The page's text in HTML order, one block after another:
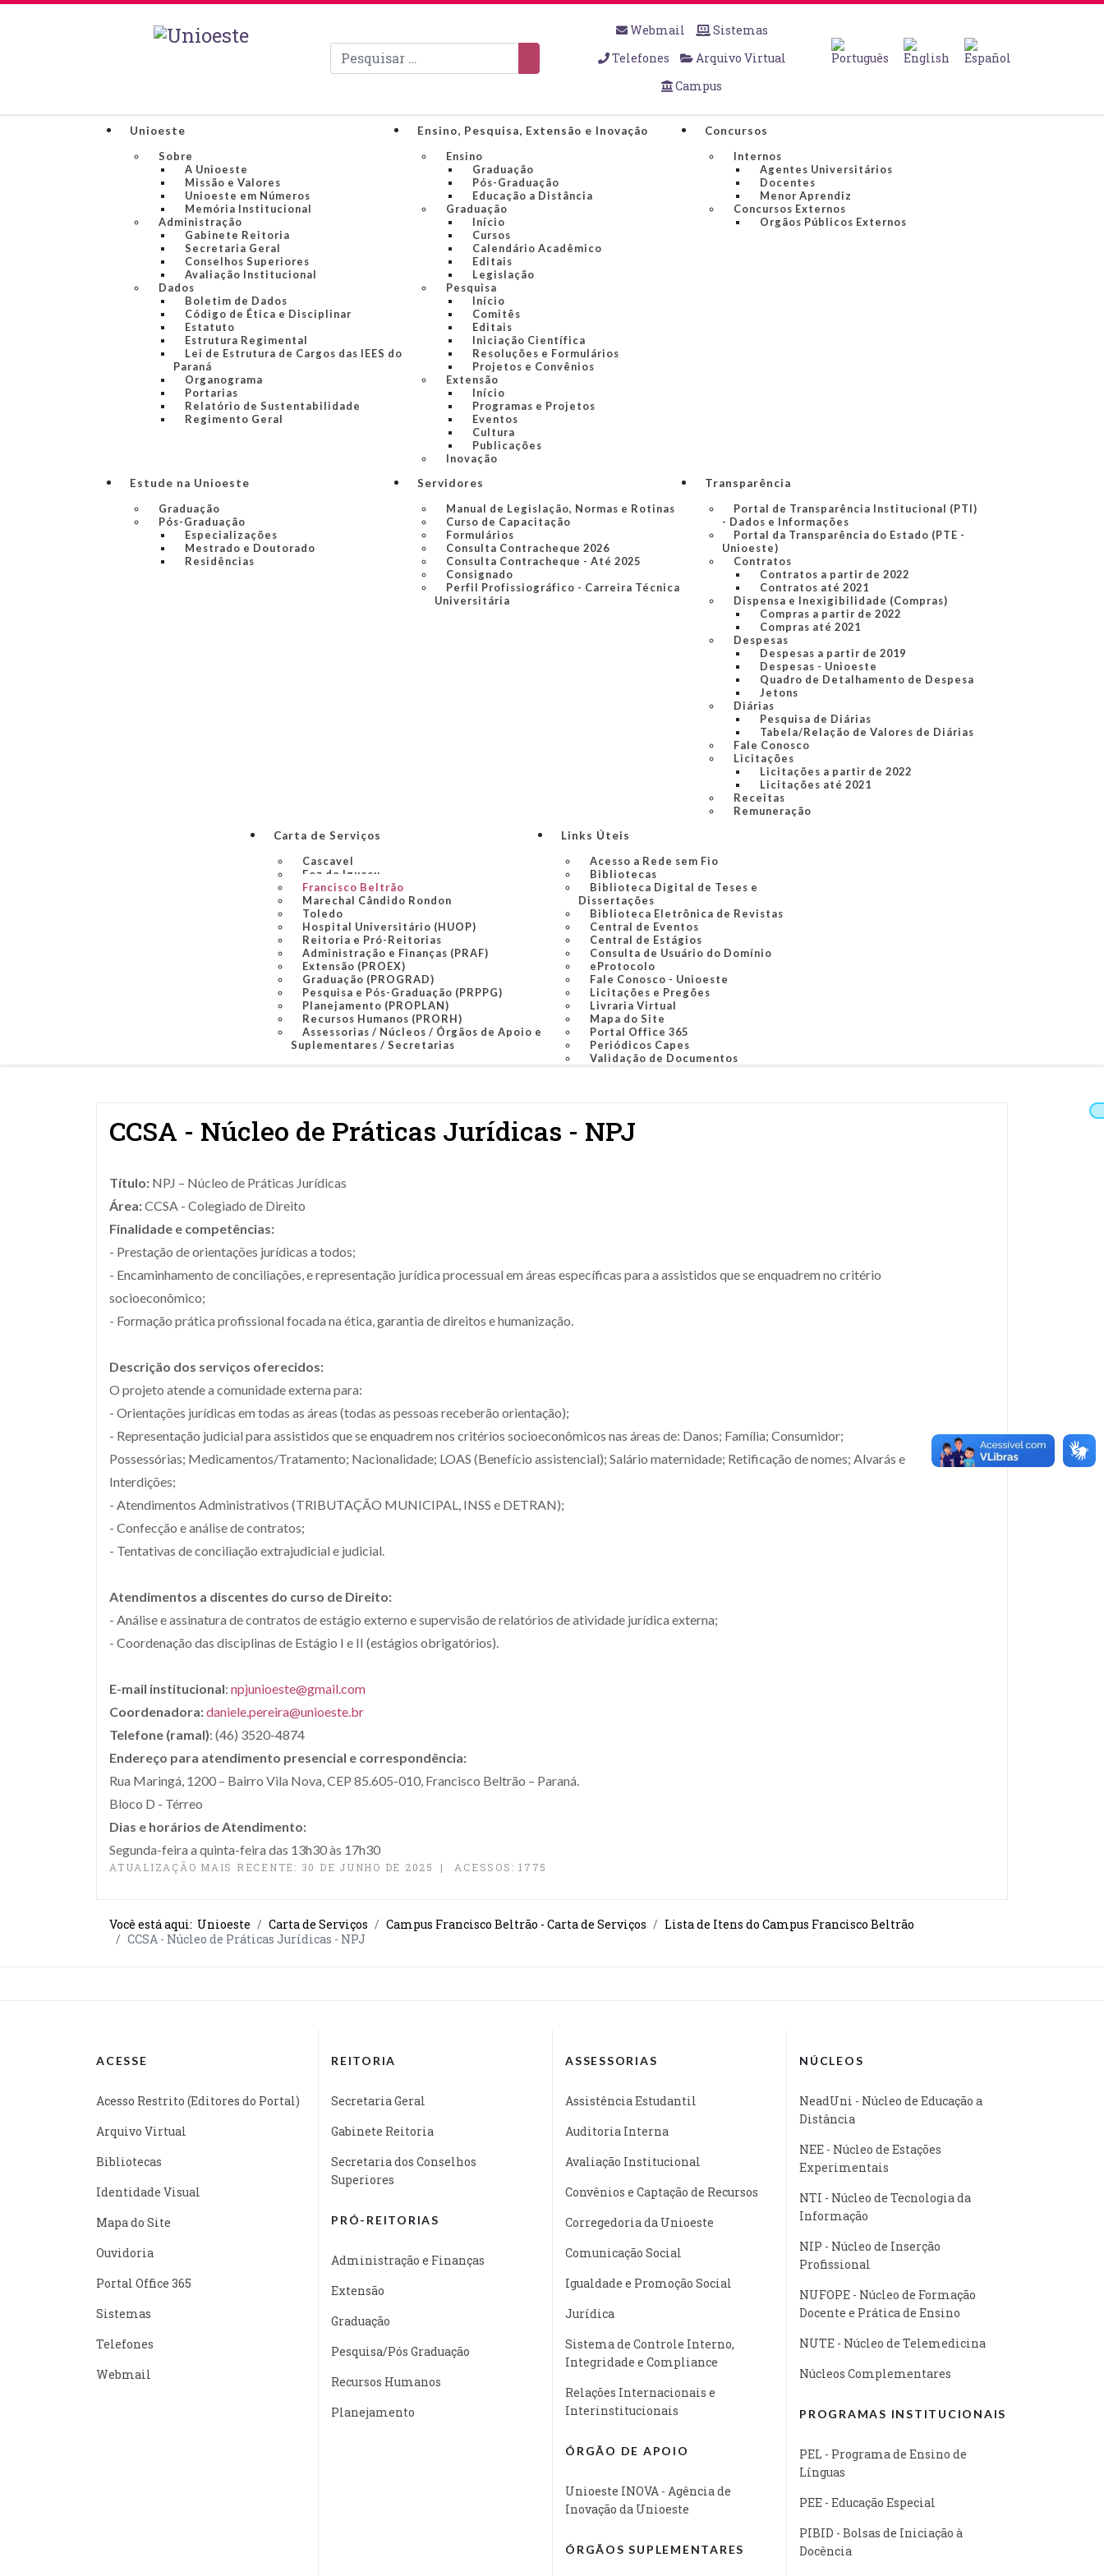
Pesquisar
Webmail
Sistemas
Telefones
Arquivo Virtual
Campus
Unioeste
Sobre
A Unioeste
Missão e Valores
Unioeste em Números
Memória Institucional
Administração
Gabinete Reitoria
Secretaria Geral
Conselhos Superiores
Avaliação Institucional
Dados
Boletim de Dados
Código de Ética e Disciplinar
Estatuto
Estrutura Regimental
Lei de Estrutura de Cargos das IEES do
Paraná
Organograma
Portarias
Relatório de Sustentabilidade
Regimento Geral
Ensino, Pesquisa, Extensão e Inovação
Ensino
Graduação
Pós-Graduação
Educação a Distância
Graduação
Início
Cursos
Calendário Acadêmico
Editais
Legislação
Pesquisa
Início
Comitês
Editais
Iniciação Científica
Resoluções e Formulários
Projetos e Convênios
Extensão
Início
Programas e Projetos
Eventos
Cultura
Publicações
Inovação
Concursos
Internos
Agentes Universitários
Docentes
Menor Aprendiz
Concursos Externos
Orgãos Públicos Externos
Estude na Unioeste
Graduação
Pós-Graduação
Especializações
Mestrado e Doutorado
Residências
Servidores
Manual de Legislação, Normas e Rotinas
Curso de Capacitação
Formulários
Consulta Contracheque 2026
Consulta Contracheque - Até 2025
Consignado
Perfil Profissiográfico - Carreira Técnica
Universitária
Transparência
Portal de Transparência Institucional (PTI)
- Dados e Informações
Portal da Transparência do Estado (PTE -
Unioeste)
Contratos
Contratos a partir de 2022
Contratos até 2021
Dispensa e Inexigibilidade (Compras)
Compras a partir de 2022
Compras até 2021
Despesas
Despesas a partir de 2019
Despesas - Unioeste
Quadro de Detalhamento de Despesa
Jetons
Diárias
Pesquisa de Diárias
Tabela/Relação de Valores de Diárias
Fale Conosco
Licitações
Licitações a partir de 2022
Licitações até 2021
Receitas
Remuneração
Carta de Serviços
Cascavel
Foz do Iguaçu
Francisco Beltrão
Marechal Cândido Rondon
Toledo
Hospital Universitário (HUOP)
Reitoria e Pró-Reitorias
Administração e Finanças (PRAF)
Extensão (PROEX)
Graduação (PROGRAD)
Pesquisa e Pós-Graduação (PRPPG)
Planejamento (PROPLAN)
Recursos Humanos (PRORH)
Assessorias / Núcleos / Órgãos de Apoio e
Suplementares / Secretarias
Links Úteis
Acesso a Rede sem Fio
Bibliotecas
Biblioteca Digital de Teses e
Dissertações
Biblioteca Eletrônica de Revistas
Central de Eventos
Central de Estágios
Consulta de Usuário do Domínio
eProtocolo
Fale Conosco - Unioeste
Licitações e Pregões
Livraria Virtual
Mapa do Site
Portal Office 365
Periódicos Capes
Validação de Documentos
CCSA - Núcleo de Práticas Jurídicas - NPJ
Título: NPJ – Núcleo de Práticas Jurídicas
Área:CCSA - Colegiado de Direito
Finalidade e competências:
- Prestação de orientações jurídicas a todos;
- Encaminhamento de conciliações, e representação jurídica processual em áreas específicas para a assistidos que se enquadrem no critério
socioeconômico;
- Formação prática profissional focada na ética, garantia de direitos e humanização.
Descrição dos serviços oferecidos:
O projeto atende a comunidade externa para:
- Orientações jurídicas em todas as áreas (todas as pessoas receberão orientação);
- Representação judicial para assistidos que se enquadrem nos critérios socioeconômicos nas áreas de: Danos; Família; Consumidor;
Possessórias; Medicamentos/Tratamento; Nacionalidade; LOAS (Benefício assistencial); Salário maternidade; Retificação de nomes; Alvarás e
Interdições;
- Atendimentos Administrativos (TRIBUTAÇÃO MUNICIPAL, INSS e DETRAN);
- Confecção e análise de contratos;
- Tentativas de conciliação extrajudicial e judicial.
Atendimentos a discentes do curso de Direito:
- Análise e assinatura de contratos de estágio externo e supervisão de relatórios de atividade jurídica externa;
- Coordenação das disciplinas de Estágio I e II (estágios obrigatórios).
E-mail institucional: npjunioeste@gmail.com
Coordenadora:daniele.pereira@unioeste.br
Telefone (ramal): (46) 3520-4874
Endereço para atendimento presencial e correspondência:
Rua Maringá, 1200 – Bairro Vila Nova, CEP 85.605-010, Francisco Beltrão – Paraná.
Bloco D - Térreo
Dias e horários de Atendimento:
Segunda-feira a quinta-feira das 13h30 às 17h30
ATUALIZAÇÃO MAIS RECENTE: 30 DE JUNHO DE 2025 ACESSOS: 1775
Você está aqui: Unioeste Carta de Serviços Campus Francisco Beltrão - Carta de Serviços
Lista de Itens do Campus Francisco Beltrão
CCSA - Núcleo de Práticas Jurídicas - NPJ
ACESSE
Acesso Restrito (Editores do Portal)
Arquivo Virtual
Bibliotecas
Identidade Visual
Mapa do Site
Ouvidoria
Portal Office 365
Sistemas
Telefones
Webmail
REITORIA
Secretaria Geral
Gabinete Reitoria
Secretaria dos Conselhos
Superiores
PRÓ-REITORIAS
Administração e Finanças
Extensão
Graduação
Pesquisa/Pós Graduação
Recursos Humanos
Planejamento
ASSESSORIAS
Assistência Estudantil
Auditoria Interna
Avaliação Institucional
Convênios e Captação de Recursos
Corregedoria da Unioeste
Comunicação Social
Igualdade e Promoção Social
Jurídica
Sistema de Controle Interno,
Integridade e Compliance
Relações Internacionais e
Interinstitucionais
ÓRGÃO DE APOIO
Unioeste INOVA - Agência de
Inovação da Unioeste
ÓRGÃOS SUPLEMENTARES
NÚCLEOS
NeadUni - Núcleo de Educação a
Distância
NEE - Núcleo de Estações
Experimentais
NTI - Núcleo de Tecnologia da
Informação
NIP - Núcleo de Inserção
Profissional
NUFOPE - Núcleo de Formação
Docente e Prática de Ensino
NUTE - Núcleo de Telemedicina
Núcleos Complementares
PROGRAMAS INSTITUCIONAIS
PEL - Programa de Ensino de
Línguas
PEE - Educação Especial
PIBID - Bolsas de Iniciação à
Docência